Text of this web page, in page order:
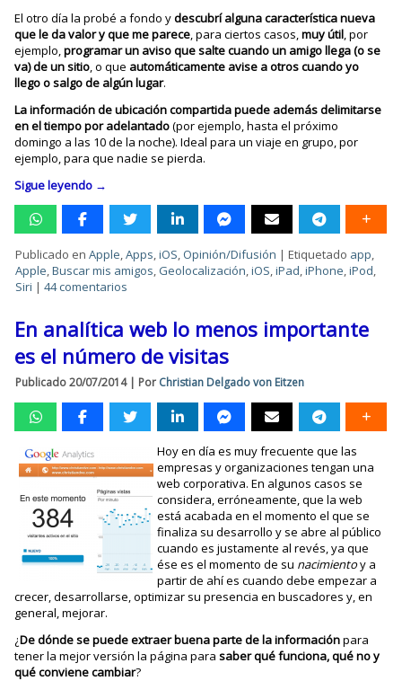
El otro día la probé a fondo ydescubrí alguna característica nueva
que le da valor y que me parece, para ciertos casos,muy útil, por
ejemplo,programar un aviso que salte cuando un amigo llega (o se
va) de un sitio, o que automáticamente avise a otros cuando yo
llego o salgo de algún lugar.
La información de ubicación compartida puede además delimitarse
en el tiempo por adelantado(por ejemplo, hasta el próximo
domingo a las 10 de la noche). Ideal para un viaje en grupo, por
ejemplo, para que nadie se pierda.
Sigue leyendo →
Publicado en Apple,Apps,iOS, Opinión/Difusión |Etiquetado app,
Apple,Buscar mis amigos, Geolocalización,iOS,iPad,iPhone,iPod,
Siri |44 comentarios
En analítica web lo menos importante
es el número de visitas
Publicado 20/07/2014| Por Christian Delgado von Eitzen
Hoy en día es muy frecuente que las
empresas y organizaciones tengan una
web corporativa. En algunos casos se
considera, erróneamente, que la web
está acabada en el momento el que se
finaliza su desarrollo y se abre al público
cuando es justamente al revés, ya que
ése es el momento de su nacimientoy a
partir de ahí es cuando debe empezar a
crecer, desarrollarse, optimizar su presencia en buscadores y, en
general, mejorar.
¿De dónde se puede extraer buena parte de la informaciónpara
tener la mejor versión la página parasaber qué funciona, qué no y
qué conviene cambiar?